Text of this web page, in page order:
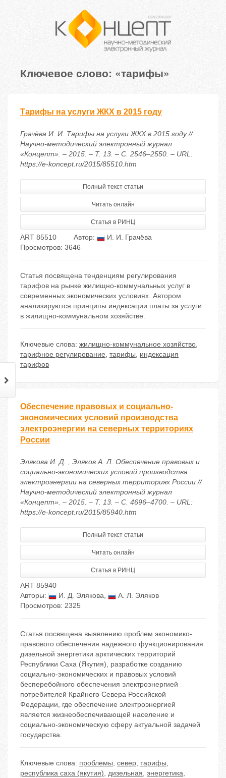
Ключевое слово: «тарифы»
Тарифы на услуги ЖКХ в 2015 году
Грачёва И. И. Тарифы на услуги ЖКХ в 2015 году //
Научно-методический электронный журнал
«Концепт». – 2015. – Т. 13. – С. 2546–2550. – URL:
https://e-koncept.ru/2015/85510.htm
Полный текст статьи
Читать онлайн
Статья в РИНЦ
ART 85510 Автор:
И. И. Грачёва
Просмотров: 3646
Статья посвящена тенденциям регулирования
тарифов на рынке жилищно-коммунальных услуг в
современных экономических условиях. Автором
анализируются принципы индексации платы за услуги
в жилищно-коммунальном хозяйстве.
Ключевые слова: жилищно-коммунальное хозяйство,
тарифное регулирование, тарифы, индексация
тарифов
Обеспечение правовых и социально-
экономических условий производства
электроэнергии на северных территориях
России
Элякова И. Д. , Эляков А. Л. Обеспечение правовых и
социально-экономических условий производства
электроэнергии на северных территориях России //
Научно-методический электронный журнал
«Концепт». – 2015. – Т. 13. – С. 4696–4700. – URL:
https://e-koncept.ru/2015/85940.htm
Полный текст статьи
Читать онлайн
Статья в РИНЦ
ART 85940
Авторы:
И. Д. Элякова,
А. Л. Эляков
Просмотров: 2325
Статья посвящена выявлению проблем экономико-
правового обеспечения надежного функционирования
дизельной энергетики арктических территорий
Республики Саха (Якутия), разработке созданию
социально-экономических и правовых условий
бесперебойного обеспечения электроэнергией
потребителей Крайнего Севера Российской
Федерации, где обеспечение электроэнергией
является жизнеобеспечивающей население и
социально-экономическую сферу актуальной задачей
государства.
Ключевые слова: проблемы, север, тарифы,
республика саха (якутия), дизельная, энергетика,